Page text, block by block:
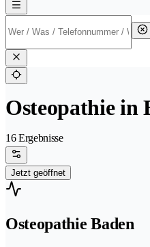
Osteopathie in
16 Ergebnisse
Jetzt geöffnet
Osteopathie Baden